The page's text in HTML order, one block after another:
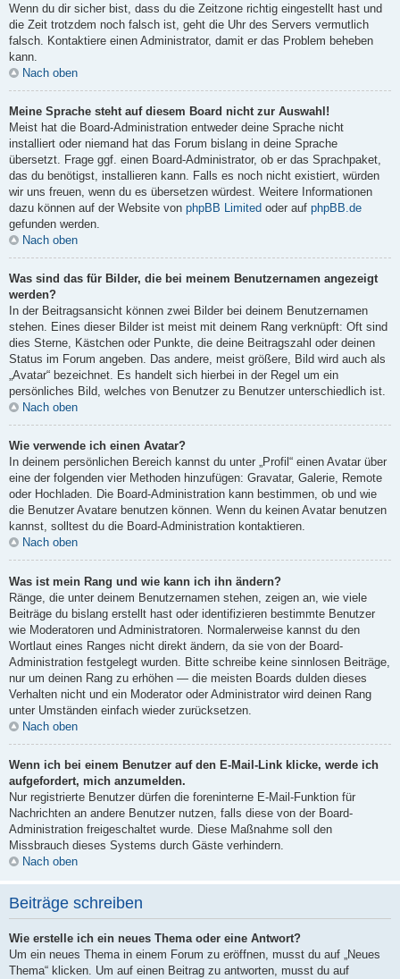
Wenn du dir sicher bist, dass du die Zeitzone richtig eingestellt hast und
die Zeit trotzdem noch falsch ist, geht die Uhr des Servers vermutlich
falsch. Kontaktiere einen Administrator, damit er das Problem beheben
kann.
Nach oben
Meine Sprache steht auf diesem Board nicht zur Auswahl!
Meist hat die Board-Administration entweder deine Sprache nicht
installiert oder niemand hat das Forum bislang in deine Sprache
übersetzt. Frage ggf. einen Board-Administrator, ob er das Sprachpaket,
das du benötigst, installieren kann. Falls es noch nicht existiert, würden
wir uns freuen, wenn du es übersetzen würdest. Weitere Informationen
dazu können auf der Website von phpBB Limited oder auf phpBB.de
gefunden werden.
Nach oben
Was sind das für Bilder, die bei meinem Benutzernamen angezeigt
werden?
In der Beitragsansicht können zwei Bilder bei deinem Benutzernamen
stehen. Eines dieser Bilder ist meist mit deinem Rang verknüpft: Oft sind
dies Sterne, Kästchen oder Punkte, die deine Beitragszahl oder deinen
Status im Forum angeben. Das andere, meist größere, Bild wird auch als
„Avatar“ bezeichnet. Es handelt sich hierbei in der Regel um ein
persönliches Bild, welches von Benutzer zu Benutzer unterschiedlich ist.
Nach oben
Wie verwende ich einen Avatar?
In deinem persönlichen Bereich kannst du unter „Profil“ einen Avatar über
eine der folgenden vier Methoden hinzufügen: Gravatar, Galerie, Remote
oder Hochladen. Die Board-Administration kann bestimmen, ob und wie
die Benutzer Avatare benutzen können. Wenn du keinen Avatar benutzen
kannst, solltest du die Board-Administration kontaktieren.
Nach oben
Was ist mein Rang und wie kann ich ihn ändern?
Ränge, die unter deinem Benutzernamen stehen, zeigen an, wie viele
Beiträge du bislang erstellt hast oder identifizieren bestimmte Benutzer
wie Moderatoren und Administratoren. Normalerweise kannst du den
Wortlaut eines Ranges nicht direkt ändern, da sie von der Board-
Administration festgelegt wurden. Bitte schreibe keine sinnlosen Beiträge,
nur um deinen Rang zu erhöhen — die meisten Boards dulden dieses
Verhalten nicht und ein Moderator oder Administrator wird deinen Rang
unter Umständen einfach wieder zurücksetzen.
Nach oben
Wenn ich bei einem Benutzer auf den E-Mail-Link klicke, werde ich
aufgefordert, mich anzumelden.
Nur registrierte Benutzer dürfen die foreninterne E-Mail-Funktion für
Nachrichten an andere Benutzer nutzen, falls diese von der Board-
Administration freigeschaltet wurde. Diese Maßnahme soll den
Missbrauch dieses Systems durch Gäste verhindern.
Nach oben
Beiträge schreiben
Wie erstelle ich ein neues Thema oder eine Antwort?
Um ein neues Thema in einem Forum zu eröffnen, musst du auf „Neues
Thema“ klicken. Um auf einen Beitrag zu antworten, musst du auf